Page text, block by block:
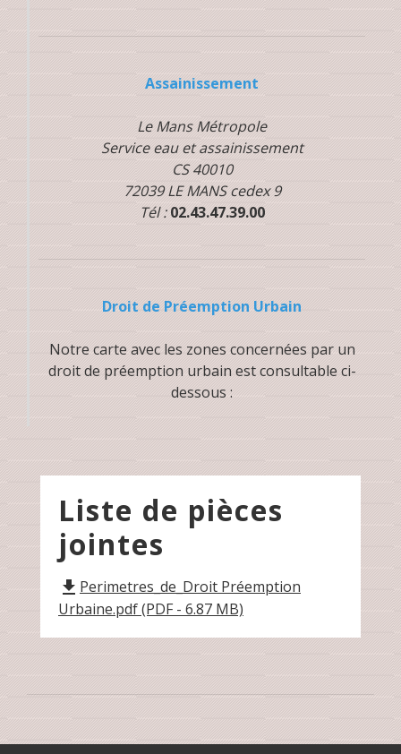
Assainissement
Le Mans Métropole
Service eau et assainissement
CS 40010
72039 LE MANS cedex 9
Tél :02.43.47.39.00
Droit de Préemption Urbain
Notre carte avec les zones concernées par un
droit de préemption urbain est consultable ci-
dessous :
Liste de pièces
jointes
file_download Perimetres_de_Droit Préemption
Urbaine.pdf (PDF - 6.87 MB)